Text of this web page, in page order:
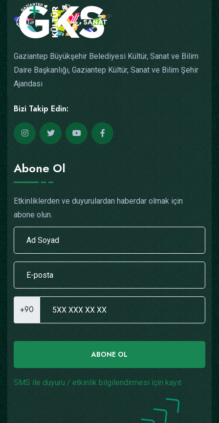
Gaziantep Büyükşehir Belediyesi Kültür, Sanat ve Bilim
Daire Başkanlığı, Gaziantep Kültür, Sanat ve Bilim Şehir
Ajandası
Bizi Takip Edin:
Abone Ol
Etkinliklerden ve duyurulardan haberdar olmak için
abone olun.
+90
ABONE OL
SMS ile duyuru / etkinlik bilgilendirmesi için kayıt